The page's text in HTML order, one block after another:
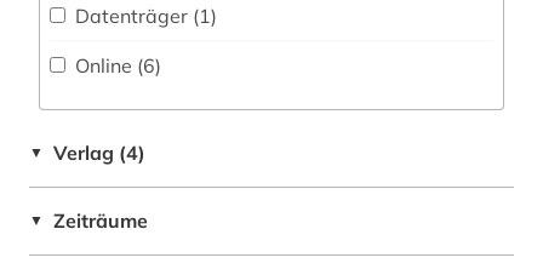
Datenträger (1)
Online (6)
▼ Verlag (4)
▼ Zeiträume